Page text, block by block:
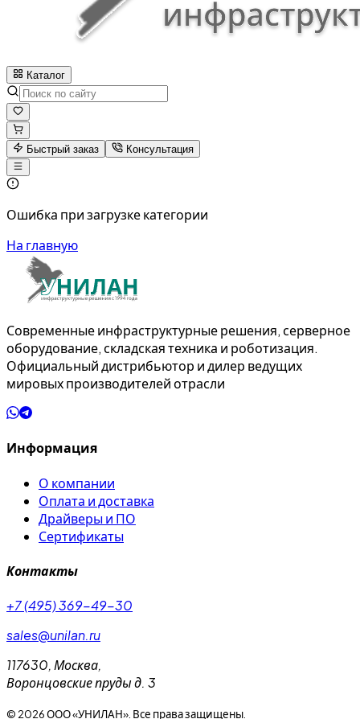
Каталог
Быстрый заказ Консультация
Ошибка при загрузке категории
На главную
Современные инфраструктурные решения, серверное
оборудование, складская техника и роботизация.
Официальный дистрибьютор и дилер ведущих
мировых производителей отрасли
Информация
О компании
Оплата и доставка
Драйверы и ПО
Сертификаты
Контакты
+7 (495) 369-49-30
sales@unilan.ru
117630, Москва,
Воронцовские пруды д. 3
© 2026ООО «УНИЛАН». Все права защищены.